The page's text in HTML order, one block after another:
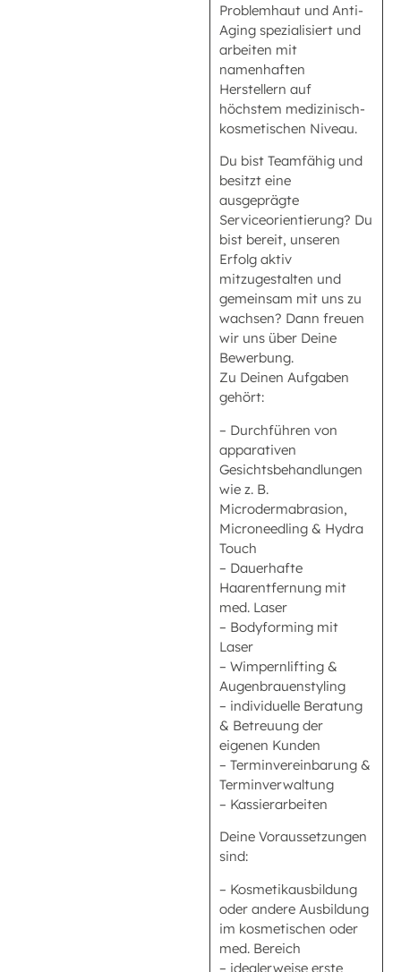
Problemhaut und Anti-
Aging spezialisiert und
arbeiten mit
namenhaften
Herstellern auf
höchstem medizinisch-
kosmetischen Niveau.
Du bist Teamfähig und
besitzt eine
ausgeprägte
Serviceorientierung? Du
bist bereit, unseren
Erfolg aktiv
mitzugestalten und
gemeinsam mit uns zu
wachsen? Dann freuen
wir uns über Deine
Bewerbung.
Zu Deinen Aufgaben
gehört:
– Durchführen von
apparativen
Gesichtsbehandlungen
wie z. B.
Microdermabrasion,
Microneedling & Hydra
Touch
– Dauerhafte
Haarentfernung mit
med. Laser
– Bodyforming mit
Laser
– Wimpernlifting &
Augenbrauenstyling
– individuelle Beratung
& Betreuung der
eigenen Kunden
– Terminvereinbarung &
Terminverwaltung
– Kassierarbeiten
Deine Voraussetzungen
sind:
– Kosmetikausbildung
oder andere Ausbildung
im kosmetischen oder
med. Bereich
– idealerweise erste